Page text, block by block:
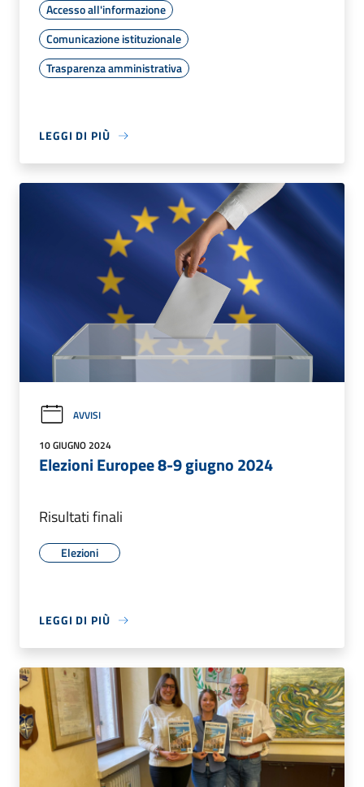
Accesso all'informazione
Comunicazione istituzionale
Trasparenza amministrativa
LEGGI DI PIÙ
AVVISI
10 GIUGNO 2024
Elezioni Europee 8-9 giugno 2024
Risultati finali
Elezioni
LEGGI DI PIÙ